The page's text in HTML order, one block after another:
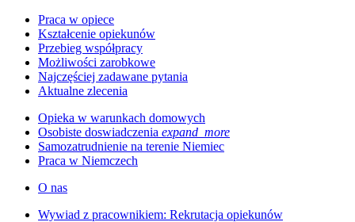
Praca w opiece
Kształcenie opiekunów
Przebieg współpracy
Możliwości zarobkowe
Najczęściej zadawane pytania
Aktualne zlecenia
Opieka w warunkach domowych
Osobiste doswiadczenia expand_more
Samozatrudnienie na terenie Niemiec
Praca w Niemczech
O nas
Wywiad z pracownikiem: Rekrutacja opiekunów